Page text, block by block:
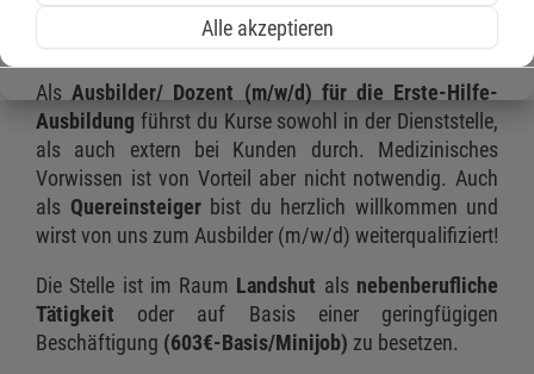
vermitteln? Du suchst nach einer sinnvollen Tätigkeit
mit Verantwortung?
AlsAusbilder/ Dozent (m/w/d) für die Erste-Hilfe-
Ausbildung führst du Kurse sowohl in der Dienststelle,
als auch extern bei Kunden durch. Medizinisches
Vorwissen ist von Vorteil aber nicht notwendig. Auch
als Quereinsteigerbist du herzlich willkommen und
wirst von uns zum Ausbilder (m/w/d) weiterqualifiziert!
Die Stelle ist im Raum Landshut alsnebenberufliche
Tätigkeit oder auf Basis einer geringfügigen
Beschäftigung (603€-Basis/Minijob) zu besetzen.
Alle akzeptieren